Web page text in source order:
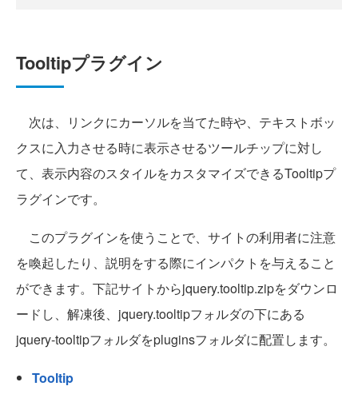
Tooltipプラグイン
次は、リンクにカーソルを当てた時や、テキストボッ
クスに入力させる時に表示させるツールチップに対し
て、表示内容のスタイルをカスタマイズできるTooltipプ
ラグインです。
このプラグインを使うことで、サイトの利用者に注意
を喚起したり、説明をする際にインパクトを与えること
ができます。下記サイトからjquery.tooltip.zipをダウンロ
ードし、解凍後、jquery.tooltipフォルダの下にある
jquery-tooltipフォルダをpluginsフォルダに配置します。
Tooltip